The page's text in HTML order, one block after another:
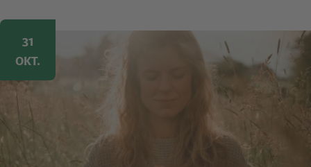
Image
31
OKT.